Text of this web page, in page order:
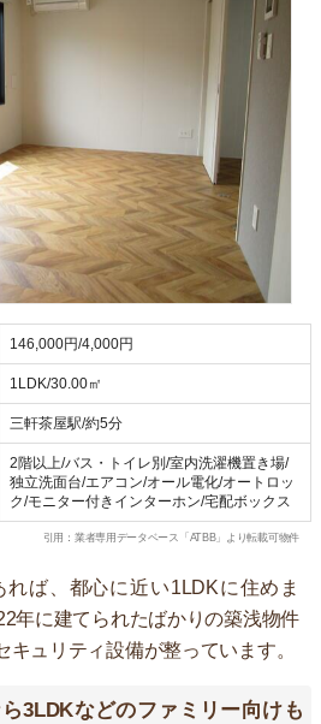
146,000円/4,000円
1LDK/30.00㎡
三軒茶屋駅/約5分
2階以上/バス・トイレ別/室内洗濯機置き場/
独立洗面台/エアコン/オール電化/オートロッ
ク/モニター付きインターホン/宅配ボックス
引用：業者専用データベース「ATBB」より転載可物件
ば、都心に近い1LDKに住めま
年に建てられたばかりの築浅物件
キュリティ設備が整っています。
3LDKなどのファミリー向けも